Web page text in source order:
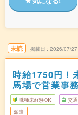
未読 掲載日 2026/07/27
時給1750円！
馬場で営業事務
職種未経験OK 交
派遣